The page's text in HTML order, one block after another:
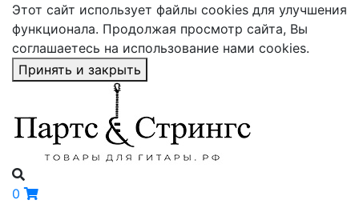
Этот сайт использует файлы cookies для улучшения
функционала. Продолжая просмотр сайта, Вы
соглашаетесь на использование нами cookies.
Принять и закрыть
0